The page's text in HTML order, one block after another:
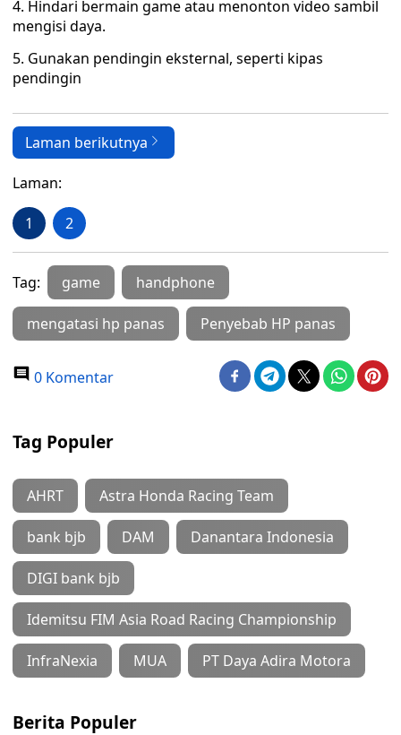
4. Hindari bermain game atau menonton video sambil
mengisi daya.
5. Gunakan pendingin eksternal, seperti kipas
pendingin
Laman berikutnya
Laman:
1 2
Tag: game handphone
mengatasi hp panas Penyebab HP panas
0 Komentar
Tag Populer
AHRT Astra Honda Racing Team
bank bjb DAM Danantara Indonesia
DIGI bank bjb
Idemitsu FIM Asia Road Racing Championship
InfraNexia MUA PT Daya Adira Motora
Berita Populer